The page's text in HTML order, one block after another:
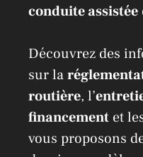
conduite assistée
Découvrez des
sur la
routière, l’
financement et
vous proposons